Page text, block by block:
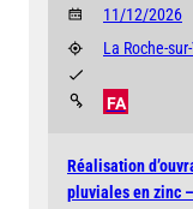
11/12/2026
La Roche-
FA
Réalisation
pluviales en zinc